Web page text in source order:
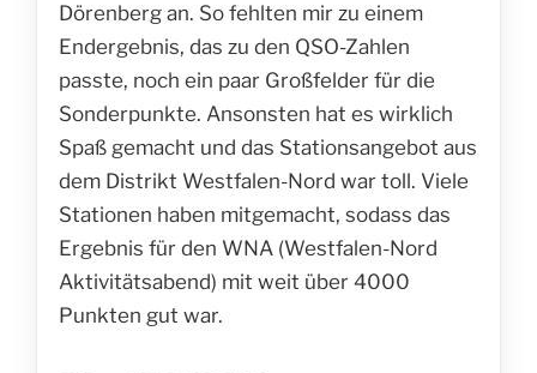
Dörenberg an. So fehlten mir zu einem
Endergebnis, das zu den QSO-Zahlen
passte, noch ein paar Großfelder für die
Sonderpunkte. Ansonsten hat es wirklich
Spaß gemacht und das Stationsangebot aus
dem Distrikt Westfalen-Nord war toll. Viele
Stationen haben mitgemacht, sodass das
Ergebnis für den WNA (Westfalen-Nord
Aktivitätsabend) mit weit über 4000
Punkten gut war.